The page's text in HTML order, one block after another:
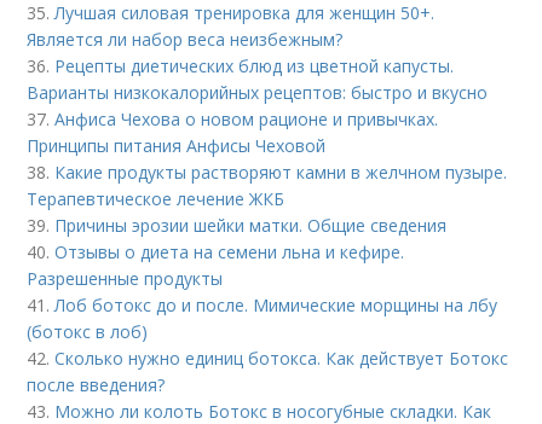
35.Лучшая силовая тренировка для женщин 50+.
Является ли набор веса неизбежным?
36. Рецепты диетических блюд из цветной капусты.
Варианты низкокалорийных рецептов: быстро и вкусно
37.Анфиса Чехова о новом рационе и привычках.
Принципы питания Анфисы Чеховой
38. Какие продукты растворяют камни в желчном пузыре.
Терапевтическое лечение ЖКБ
39. Причины эрозии шейки матки. Общие сведения
40.Отзывы о диета на семени льна и кефире.
Разрешенные продукты
41.Лоб ботокс до и после. Мимические морщины на лбу
(ботокс в лоб)
42.Сколько нужно единиц ботокса. Как действует Ботокс
после введения?
43. Можно ли колоть Ботокс в носогубные складки. Как